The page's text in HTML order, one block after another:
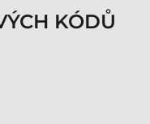
KÓDŮ